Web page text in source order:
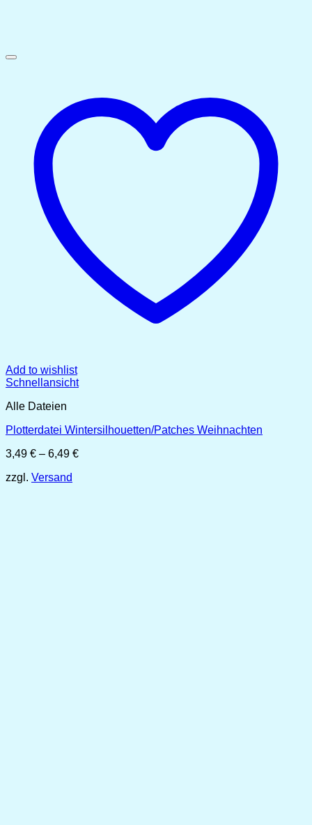
Add to wishlist
Schnellansicht
Alle Dateien
Plotterdatei Wintersilhouetten/Patches Weihnachten
3,49 € – 6,49 €Preisspanne:
zzgl. Versand